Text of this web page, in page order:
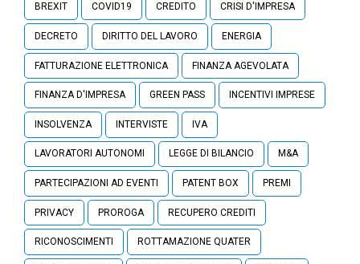
BREXIT COVID19 CREDITO CRISI D'IMPRESA
DECRETO DIRITTO DEL LAVORO ENERGIA
FATTURAZIONE ELETTRONICA FINANZA AGEVOLATA
FINANZA D'IMPRESA GREEN PASS INCENTIVI IMPRESE
INSOLVENZA INTERVISTE IVA
LAVORATORI AUTONOMI LEGGE DI BILANCIO M&A
PARTECIPAZIONI AD EVENTI PATENT BOX PREMI
PRIVACY PROROGA RECUPERO CREDITI
RICONOSCIMENTI ROTTAMAZIONE QUATER